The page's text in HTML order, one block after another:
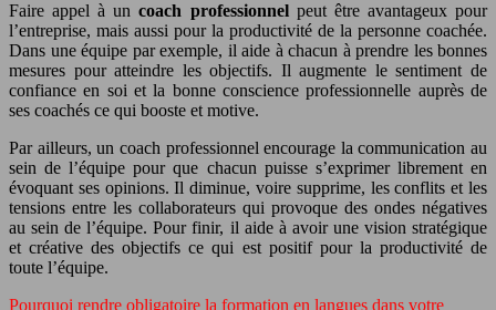
Faire appel à uncoach professionnelpeut être avantageux pour
l’entreprise, mais aussi pour la productivité de la personne coachée.
Dans une équipe par exemple, il aide à chacun à prendre les bonnes
mesures pour atteindre les objectifs. Il augmente le sentiment de
confiance en soi et la bonne conscience professionnelle auprès de
ses coachés ce qui booste et motive.
Par ailleurs, un coach professionnel encourage la communication au
sein de l’équipe pour que chacun puisse s’exprimer librement en
évoquant ses opinions. Il diminue, voire supprime, les conflits et les
tensions entre les collaborateurs qui provoque des ondes négatives
au sein de l’équipe. Pour finir, il aide à avoir une vision stratégique
et créative des objectifs ce qui est positif pour la productivité de
toute l’équipe.
Pourquoi rendre obligatoire la formation en langues dans votre